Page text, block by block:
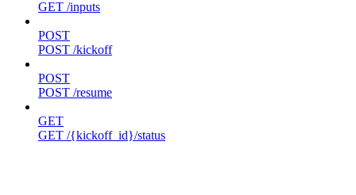
GET /inputs
POST
POST /kickoff
POST
POST /resume
GET
GET /{kickoff_id}/status